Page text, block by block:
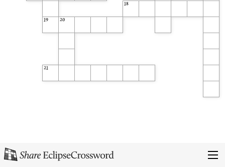
18
19
20
21